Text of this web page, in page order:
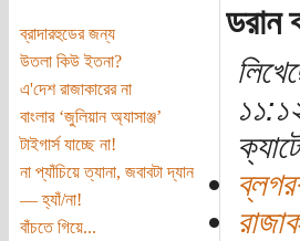
ব্রাদারহুডের জন্য
উতলা কিউ ইতনা?
এ'দেশ রাজাকারের না
বাংলার ‘জুলিয়ান অ্যাসাঞ্জ’
টাইগার্স যাচ্ছে না!
না প্যাঁচিয়ে ত্যানা, জবাবটা দ্যান
— হ্যাঁ/না!
বাঁচতে গিয়ে...
ডরান